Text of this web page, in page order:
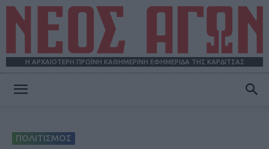
Η ΑΡΧΑΙΟΤΕΡΗ ΠΡΩΪΝΗ ΚΑΘΗΜΕΡΙΝΗ ΕΦΗΜΕΡΙΔΑ ΤΗΣ ΚΑΡΔΙΤΣΑΣ
ΠΟΛΙΤΙΣΜΟΣ